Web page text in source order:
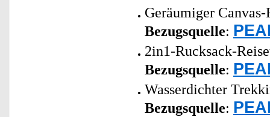
Geräumiger
Bezugsquelle:
2in1-Rucksack-
Bezugsquelle:
Wasserdichter
Bezugsquelle: